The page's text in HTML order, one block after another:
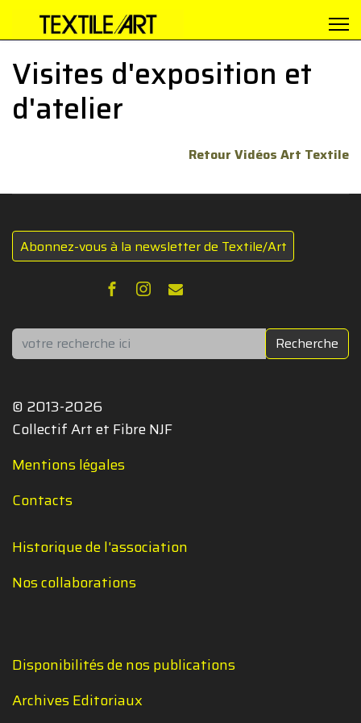
Visites d'exposition et
d'atelier
Retour Vidéos Art Textile
Abonnez-vous à la newsletter de Textile/Art
Rechercher Recherche
© 2013-2026
Collectif Art et Fibre NJF
Mentions légales
Contacts
Historique de l'association
Nos collaborations
Disponibilités de nos publications
Archives Editoriaux